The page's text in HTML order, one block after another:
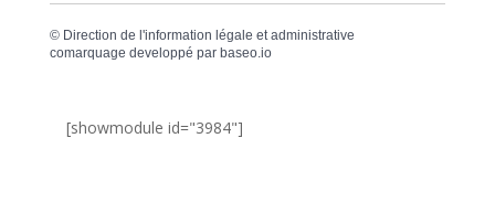
© Direction de l'information légale et administrative
comarquage developpé par baseo.io
[showmodule id="3984"]